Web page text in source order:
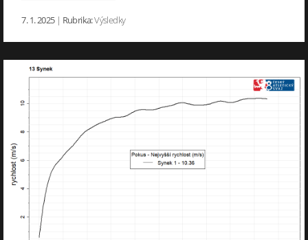
7. 1. 2025 | Rubrika:Výsledky